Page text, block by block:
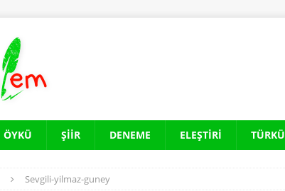
ÖYKÜ ŞIIR DENEME ELEŞTIRI TÜRKÜ
Sevgili-yilmaz-guney